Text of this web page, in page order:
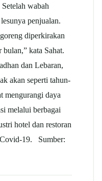
wabah
penjualan.
diperkirakan
kata Sahat.
dan Lebaran,
akan seperti tahun-
mengurangi daya
melalui berbagai
hotel dan restoran
19. Sumber: